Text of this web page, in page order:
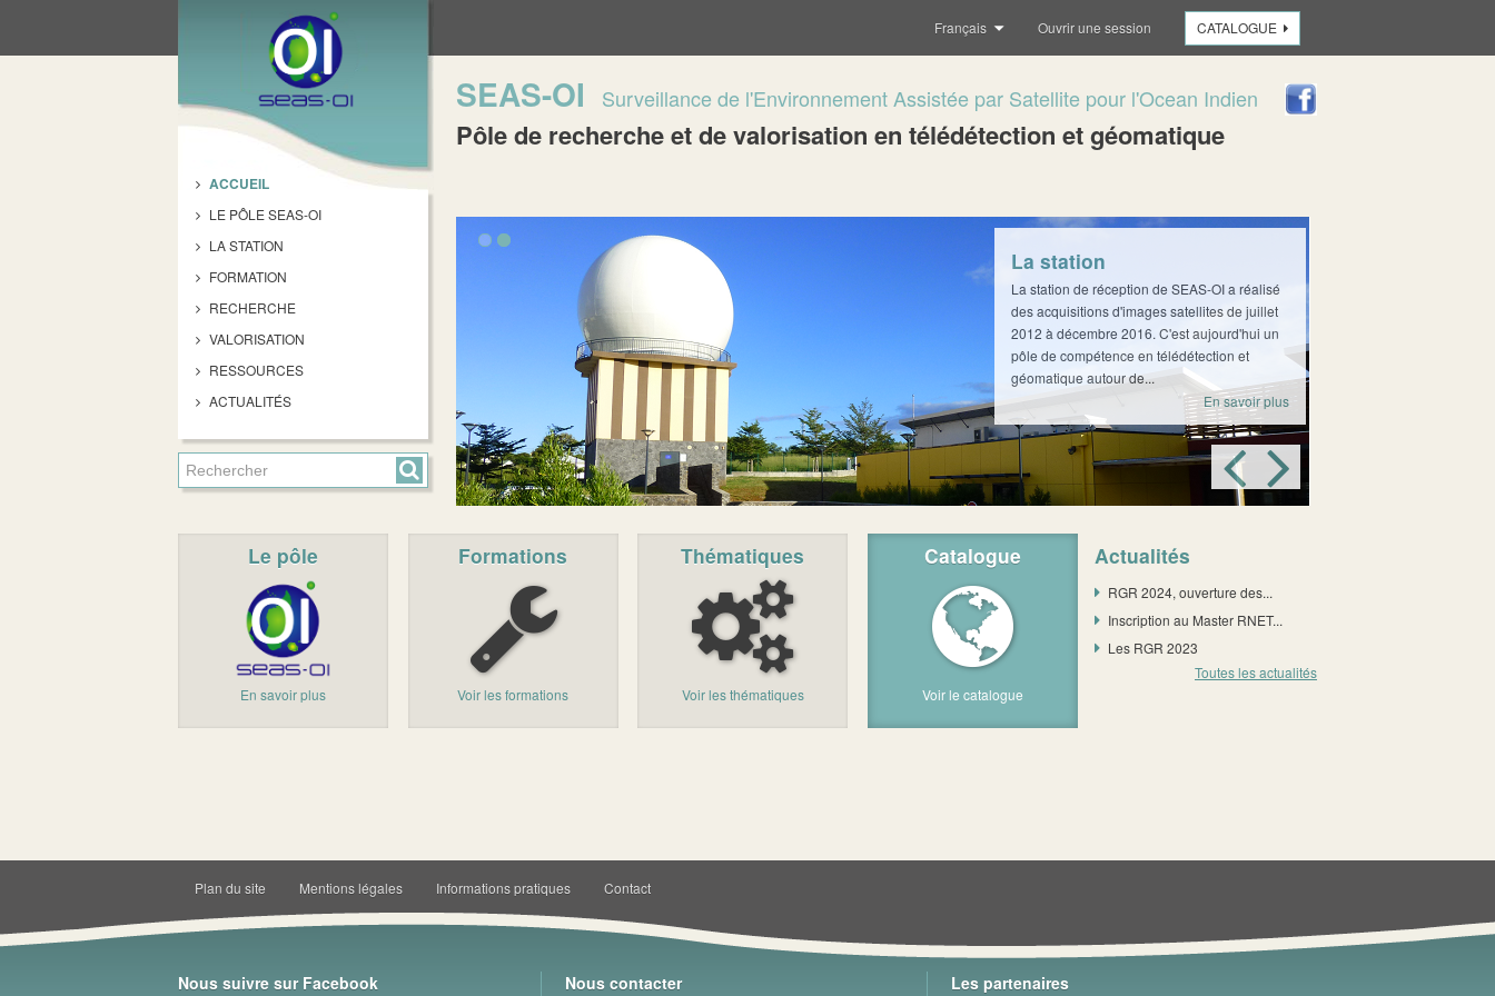
ACCUEIL
LE PÔLE SEAS-OI
LA STATION
FORMATION
RECHERCHE
VALORISATION
RESSOURCES
ACTUALITÉS
CATALOGUE
Ouvrir une session
Français
SEAS-OI Surveillance de l'Environnement Assistée par Satellite pour l'Ocean Indien
Pôle de recherche et de valorisation en télédétection et géomatique
La station
La station de réception de SEAS-OI a réalisé
des acquisitions d'images satellites de juillet
2012 à décembre 2016. C'est aujourd'hui un
pôle de compétence en télédétection et
géomatique autour de...
En savoir plus
Le pôle
En savoir plus
Formations
Voir les formations
Thématiques
Voir les thématiques
Catalogue
Voir le catalogue
Actualités
RGR 2024, ouverture des...
Inscription au Master RNET...
Les RGR 2023
Toutes les actualités
Plan du site Mentions légales Informations pratiques Contact
Nous suivre sur Facebook Nous contacter Les partenaires